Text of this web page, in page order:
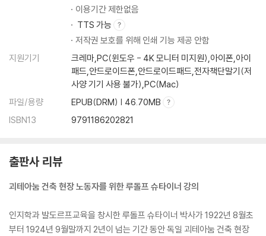
이용기간 제한없음
TTS 가능
저작권 보호를 위해 인쇄 기능 제공 안함
지원기기
크레마,PC(윈도우 - 4K 모니터 미지원),아이폰,아이
패드,안드로이드폰,안드로이드패드,전자책단말기(저
사양 기기 사용 불가),PC(Mac)
파일/용량
EPUB(DRM) | 46.70MB
ISBN13
9791186202821
출판사 리뷰
괴테아눔 건축 현장 노동자를 위한 루돌프 슈타이너 강의
인지학과 발도르프교육을 창시한 루돌프 슈타이너 박사가 1922년 8월초
부터 1924년 9월말까지 2년이 넘는 기간 동안 독일 괴테아눔 건축 현장